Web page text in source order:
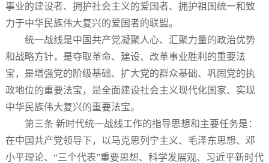
事业的建设者、拥护社会主义的爱国者、拥护祖国统一和致
力于中华民族伟大复兴的爱国者的联盟。
统一战线是中国共产党凝聚人心、汇聚力量的政治优势
和战略方针，是夺取革命、建设、改革事业胜利的重要法
宝，是增强党的阶级基础、扩大党的群众基础、巩固党的执
政地位的重要法宝，是全面建设社会主义现代化国家、实现
中华民族伟大复兴的重要法宝。
第三条 新时代统一战线工作的指导思想和主要任务是：
在中国共产党领导下，以马克思列宁主义、毛泽东思想、邓
小平理论、“三个代表”重要思想、科学发展观、习近平新时代